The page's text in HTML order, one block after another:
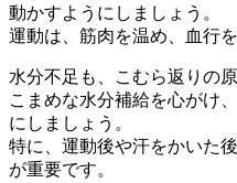
動かすようにしましょう。
運動は、 筋肉を温め、血行
水分不足も、こむら返りの
こまめな水分補給を心がけ
にしましょう。
特に、運動後や汗をかいた
が重要です。